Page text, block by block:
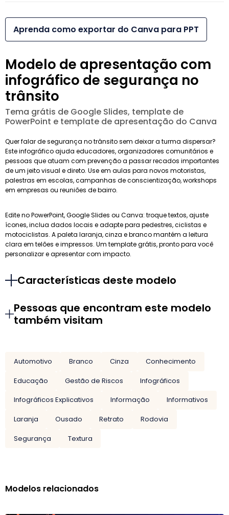
Aprenda como exportar do Canva para PPT
Modelo de apresentação com
infográfico de segurança no
trânsito
Tema grátis de Google Slides, template de
PowerPoint e template de apresentação do Canva
Quer falar de segurança no trânsito sem deixar a turma dispersar?
Este infográfico ajuda educadores, organizadores comunitários e
pessoas que atuam com prevenção a passar recados importantes
de um jeito visual e direto. Use em aulas para novos motoristas,
palestras em escolas, campanhas de conscientização, workshops
em empresas ou reuniões de bairro.
Edite no PowerPoint, Google Slides ou Canva: troque textos, ajuste
ícones, inclua dados locais e adapte para pedestres, ciclistas e
motociclistas. A paleta laranja, cinza e branco mantém a leitura
clara em telões e impressos. Um template grátis, pronto para você
personalizar e apresentar com impacto.
Características deste modelo
Pessoas que encontram este modelo
também visitam
Automotivo Branco Cinza
Conhecimento
Educação
Gestão de Riscos
Infográficos
Infográficos Explicativos
Informação
Informativos
Laranja
Ousado Retrato
Rodovia
Segurança
Textura
Modelos relacionados